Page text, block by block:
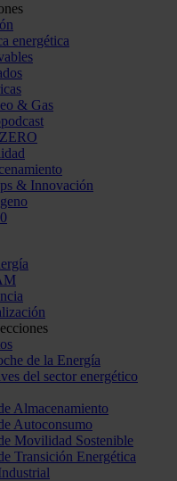
energética
& Gas
& Innovación
de la Energía
del sector energético
Almacenamiento
Autoconsumo
Movilidad Sostenible
Transición Energética